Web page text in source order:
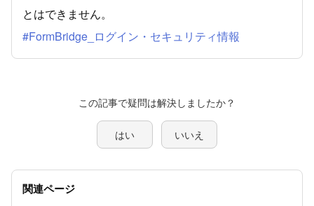
とはできません。
#FormBridge_ログイン・セキュリティ情報
この記事で疑問は解決しましたか？
はい いいえ
関連ページ